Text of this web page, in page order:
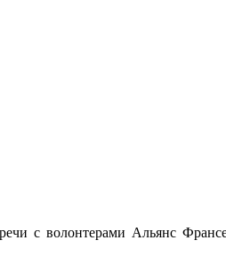
с волонтерами Альянс